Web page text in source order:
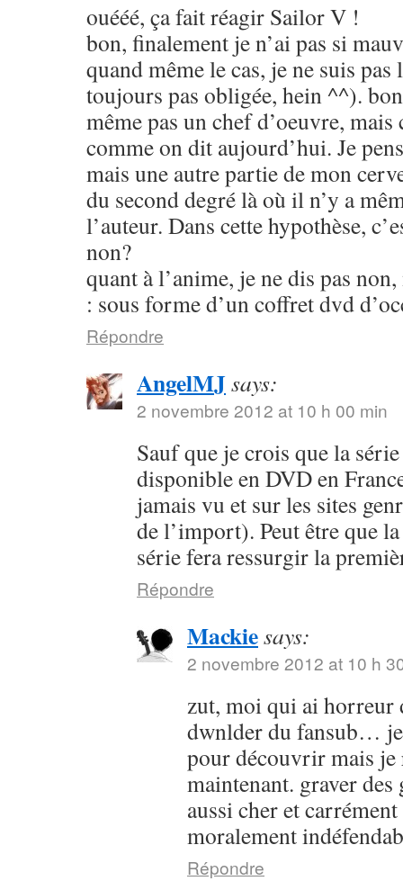
ouééé, ça fait réagir Sailor V !
bon, finalement je n’ai pas si
quand même le cas, je ne suis pas
toujours pas obligée, hein ^^).
même pas un chef d’oeuvre,
comme on dit aujourd’hui. Je
mais une autre partie de mon
du second degré là où il n’y a
l’auteur. Dans cette hypothèse,
non?
quant à l’anime, je ne dis pas
: sous forme d’un coffret dvd
Répondre
AngelMJsays:
2 novembre 2012 at 10 h 00 min
Sauf que je crois que la
disponible en DVD en
jamais vu et sur les sites
de l’import). Peut être que
série fera ressurgir la
Répondre
Mackiesays:
2 novembre 2012 at 10 h
zut, moi qui ai horreur
dwnlder du fansub…
pour découvrir mais je
maintenant. graver des
aussi cher et
moralement
Répondre